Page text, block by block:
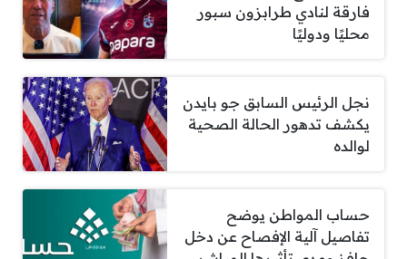
فارقة لنادي طرابزون سبور
محليًا ودوليًا
نجل الرئيس السابق جو بايدن
يكشف تدهور الحالة الصحية
لوالده
حساب المواطن يوضح
تفاصيل آلية الإفصاح عن دخل